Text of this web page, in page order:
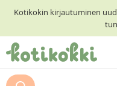
Kotikokin kirjautuminen
ETUSIVU